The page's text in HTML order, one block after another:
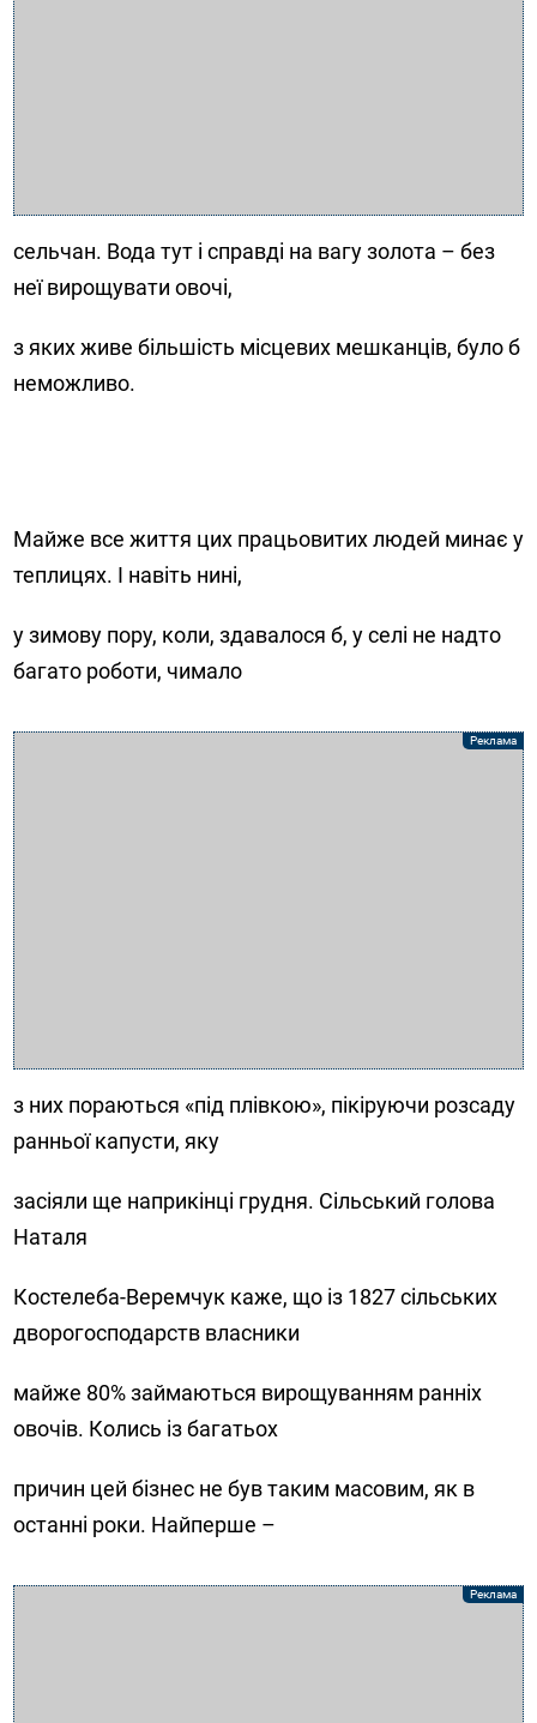
сельчан. Вода тут і справді на вагу золота – без
неї вирощувати овочі,
з яких живе більшість місцевих мешканців, було б
неможливо.
Майже все життя цих працьовитих людей минає у
теплицях. І навіть нині,
у зимову пору, коли, здавалося б, у селі не надто
багато роботи, чимало
з них пораються «під плівкою», пікіруючи розсаду
ранньої капусти, яку
засіяли ще наприкінці грудня. Сільський голова
Наталя
Костелеба-Веремчук каже, що із 1827 сільських
дворогосподарств власники
майже 80% займаються вирощуванням ранніх
овочів. Колись із багатьох
причин цей бізнес не був таким масовим, як в
останні роки. Найперше –